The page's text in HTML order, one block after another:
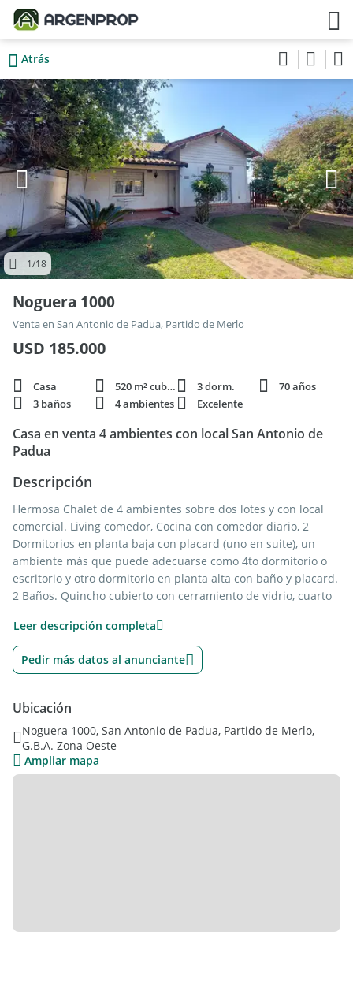
Atrás
1/18
Noguera 1000
Venta en San Antonio de Padua, Partido de Merlo
USD 185.000
Casa 520 m² cubie. 3 dorm.
70 años
3 baños
4 ambientes Excelente
Casa en venta 4 ambientes con local San Antonio de
Padua
Descripción
Hermosa Chalet de 4 ambientes sobre dos lotes y con local
comercial. Living comedor, Cocina con comedor diario, 2
Dormitorios en planta baja con placard (uno en suite), un
ambiente más que puede adecuarse como 4to dormitorio o
escritorio y otro dormitorio en planta alta con baño y placard.
2 Baños. Quincho cubierto con cerramiento de vidrio, cuarto
completo. Pileta de material completa. Local comercial a la
calle con renta. Propiedad para modernizar, con ambientes
amplios y espacios muy amenos. Amplio parque y jardín.
Leer descripción completa
Pedir más datos al anunciante
Ubicación
Noguera 1000, San Antonio de Padua, Partido de Merlo,
G.B.A. Zona Oeste
Ampliar mapa